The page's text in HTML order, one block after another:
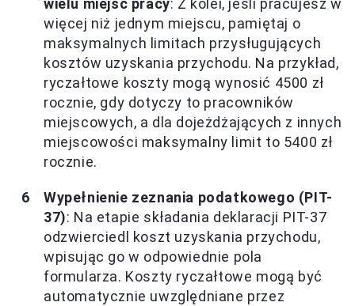
wielu miejsc pracy: Z kolei, jeśli pracujesz w
więcej niż jednym miejscu, pamiętaj o
maksymalnych limitach przysługujących
kosztów uzyskania przychodu. Na przykład,
ryczałtowe koszty mogą wynosić 4500 zł
rocznie, gdy dotyczy to pracowników
miejscowych, a dla dojeżdżających z innych
miejscowości maksymalny limit to 5400 zł
rocznie.
Wypełnienie zeznania podatkowego (PIT-
37): Na etapie składania deklaracji PIT-37
odzwierciedl koszt uzyskania przychodu,
wpisując go w odpowiednie pola
formularza. Koszty ryczałtowe mogą być
automatycznie uwzględniane przez